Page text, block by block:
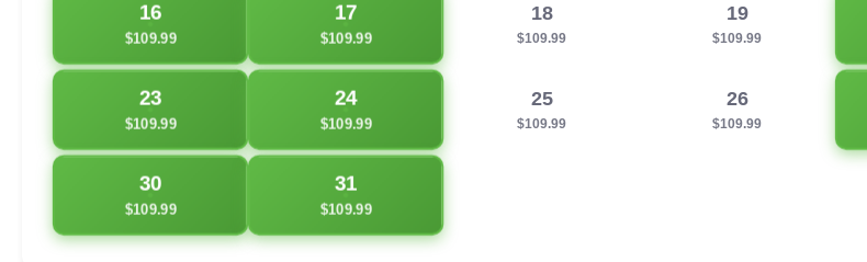
16
$109.99
17
$109.99
18
$109.99
19
$109.99
23
$109.99
24
$109.99
25
$109.99
26
$109.99
30
$109.99
31
$109.99